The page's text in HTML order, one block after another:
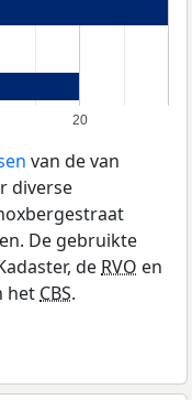
20
van de van
diverse
De gebruikte
deRVO en
hetCBS.